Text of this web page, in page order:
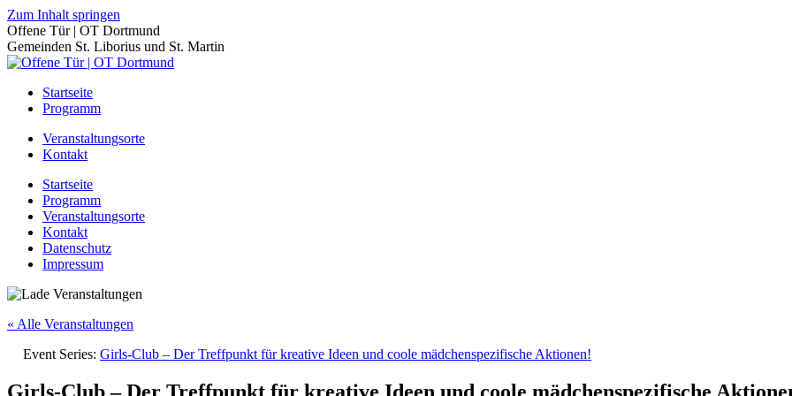
Zum Inhalt springen
Offene Tür | OT Dortmund
Gemeinden St. Liborius und St. Martin
Startseite
Programm
Veranstaltungsorte
Kontakt
Startseite
Programm
Veranstaltungsorte
Kontakt
Datenschutz
Impressum
« Alle Veranstaltungen
Event Series: Girls-Club – Der Treffpunkt für kreative Ideen und coole mädchenspezifische Aktionen!